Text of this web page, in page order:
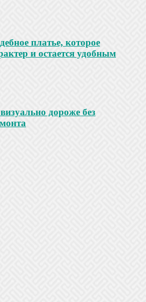
платье, которое
и остается удобным
дороже без